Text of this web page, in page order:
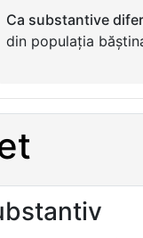
Ca substantive
din populația